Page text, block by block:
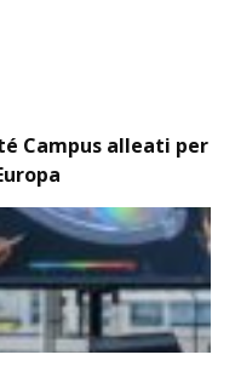
Campus alleati per